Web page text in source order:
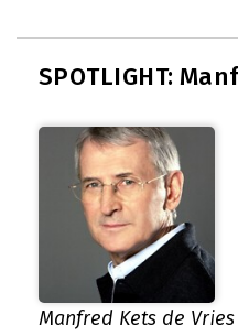
SPOTLIGHT:
Manfred Kets de